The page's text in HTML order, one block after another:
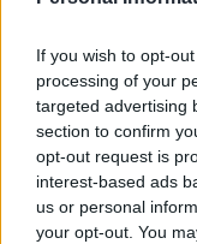
If you wish to opt-
processing of your
targeted advertising
section to confirm
opt-out request is
interest-based ads
us or personal
your opt-out. You
Πρόσωπο